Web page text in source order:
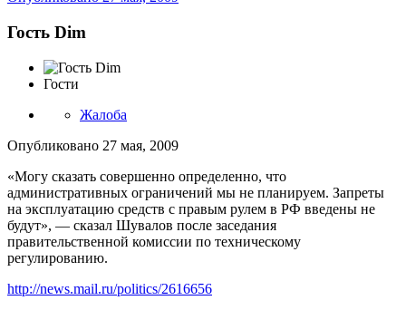
Гость Dim
Гости
Жалоба
Опубликовано 27 мая, 2009
«Могу сказать совершенно определенно, что
административных ограничений мы не планируем. Запреты
на эксплуатацию средств с правым рулем в РФ введены не
будут», — сказал Шувалов после заседания
правительственной комиссии по техническому
регулированию.
http://news.mail.ru/politics/2616656